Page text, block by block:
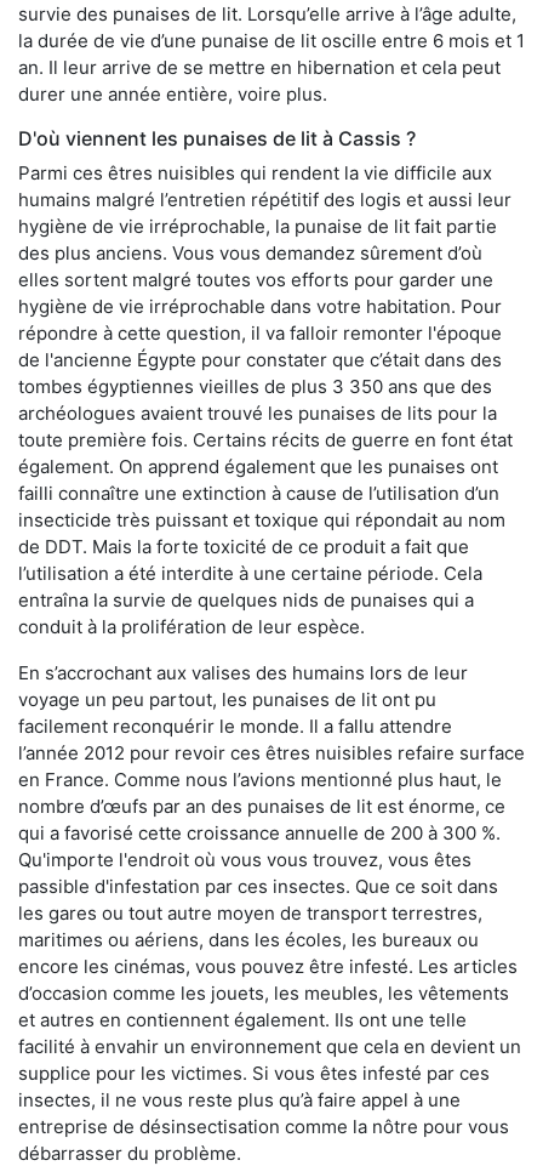
survie des punaises de lit. Lorsqu’elle arrive à l’âge adulte,
la durée de vie d’une punaise de lit oscille entre 6 mois et 1
an. Il leur arrive de se mettre en hibernation et cela peut
durer une année entière, voire plus.
D'où viennent les punaises de lit à Cassis ?
Parmi ces êtres nuisibles qui rendent la vie difficile aux
humains malgré l’entretien répétitif des logis et aussi leur
hygiène de vie irréprochable, la punaise de lit fait partie
des plus anciens. Vous vous demandez sûrement d’où
elles sortent malgré toutes vos efforts pour garder une
hygiène de vie irréprochable dans votre habitation. Pour
répondre à cette question, il va falloir remonter l'époque
de l'ancienne Égypte pour constater que c’était dans des
tombes égyptiennes vieilles de plus 3 350 ans que des
archéologues avaient trouvé les punaises de lits pour la
toute première fois. Certains récits de guerre en font état
également. On apprend également que les punaises ont
failli connaître une extinction à cause de l’utilisation d’un
insecticide très puissant et toxique qui répondait au nom
de DDT. Mais la forte toxicité de ce produit a fait que
l’utilisation a été interdite à une certaine période. Cela
entraîna la survie de quelques nids de punaises qui a
conduit à la prolifération de leur espèce.
En s’accrochant aux valises des humains lors de leur
voyage un peu partout, les punaises de lit ont pu
facilement reconquérir le monde. Il a fallu attendre
l’année 2012 pour revoir ces êtres nuisibles refaire surface
en France. Comme nous l’avions mentionné plus haut, le
nombre d’œufs par an des punaises de lit est énorme, ce
qui a favorisé cette croissance annuelle de 200 à 300 %.
Qu'importe l'endroit où vous vous trouvez, vous êtes
passible d'infestation par ces insectes. Que ce soit dans
les gares ou tout autre moyen de transport terrestres,
maritimes ou aériens, dans les écoles, les bureaux ou
encore les cinémas, vous pouvez être infesté. Les articles
d’occasion comme les jouets, les meubles, les vêtements
et autres en contiennent également. Ils ont une telle
facilité à envahir un environnement que cela en devient un
supplice pour les victimes. Si vous êtes infesté par ces
insectes, il ne vous reste plus qu’à faire appel à une
entreprise de désinsectisation comme la nôtre pour vous
débarrasser du problème.